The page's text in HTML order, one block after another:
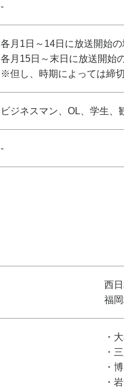
-
各月1日～14日に放送開始
各月15日～末日に放送開始
※但し、時期によっては締
ビジネスマン、OL、学生、
-
西
福
・
・
・
・